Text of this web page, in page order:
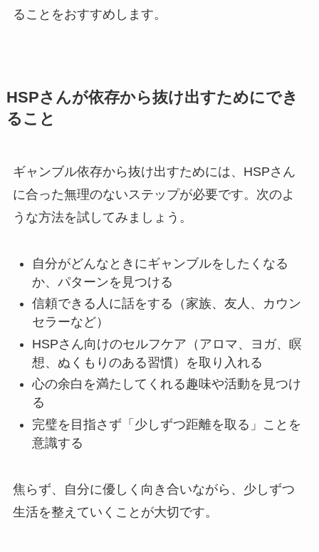
ることをおすすめします。
HSPさんが依存から抜け出すためにでき
ること
ギャンブル依存から抜け出すためには、HSPさん
に合った無理のないステップが必要です。次のよ
うな方法を試してみましょう。
自分がどんなときにギャンブルをしたくなる
か、パターンを見つける
信頼できる人に話をする（家族、友人、カウン
セラーなど）
HSPさん向けのセルフケア（アロマ、ヨガ、瞑
想、ぬくもりのある習慣）を取り入れる
心の余白を満たしてくれる趣味や活動を見つけ
る
完璧を目指さず「少しずつ距離を取る」ことを
意識する
焦らず、自分に優しく向き合いながら、少しずつ
生活を整えていくことが大切です。